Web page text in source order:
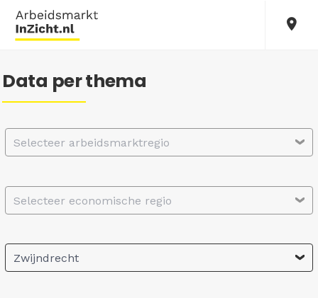
Data per thema
Selecteer arbeidsmarktregio
Selecteer economische regio
Zwijndrecht